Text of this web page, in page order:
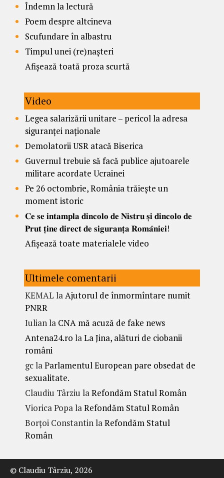
Îndemn la lectură
Poem despre altcineva
Scufundare în albastru
Timpul unei (re)nașteri
Afișează toată proza scurtă
Video
Legea salarizării unitare – pericol la adresa
siguranței naționale
Demolatorii USR atacă Biserica
Guvernul trebuie să facă publice ajutoarele
militare acordate Ucrainei
Pe 26 octombrie, România trăiește un
moment istoric
𝐂𝐞 𝐬𝐞 𝐢𝐧𝐭𝐚𝐦𝐩𝐥𝐚 𝐝𝐢𝐧𝐜𝐨𝐥𝐨 𝐝𝐞 𝐍𝐢𝐬𝐭𝐫𝐮 𝐬̦𝐢 𝐝𝐢𝐧𝐜𝐨𝐥𝐨 𝐝𝐞
𝐏𝐫𝐮𝐭 𝐭̦𝐢𝐧𝐞 𝐝𝐢𝐫𝐞𝐜𝐭 𝐝𝐞 𝐬𝐢𝐠𝐮𝐫𝐚𝐧𝐭̦𝐚 𝐑𝐨𝐦𝐚̂𝐧𝐢𝐞𝐢!
Afișează toate materialele video
Ultimele comentarii
KEMAL laAjutorul de înmormîntare numit
PNRR
Iulianla CNA mă acuză de fake news
Antena24.ro laLa Jina, alături de ciobanii
români
gclaParlamentul European pare obsedat de
sexualitate.
Claudiu Târziu laRefondăm Statul Român
Viorica PopalaRefondăm Statul Român
Borțoi ConstantinlaRefondăm Statul
Român
© Claudiu Târziu, 2026